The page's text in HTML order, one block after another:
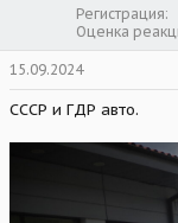
Регистрация
Оценка
15.09.2024
СССР и ГДР авто.